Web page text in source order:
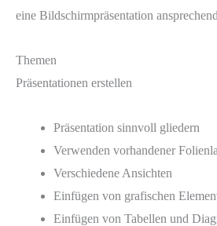
eine Bildschirmpräsentation
Themen
Präsentationen erstellen
Präsentation sinnvoll gliedern
Verwenden vorhandener
Verschiedene Ansichten
Einfügen von grafischen
Einfügen von Tabellen und